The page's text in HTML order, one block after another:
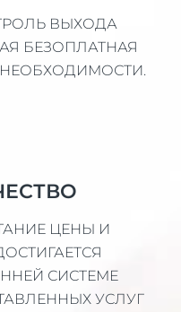
ВЫХОДА
БЕЗОПЛАТНАЯ
ЦЕНЫ И
СИСТЕМЕ
УСЛУГ